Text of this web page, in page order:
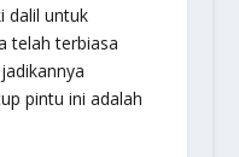
dalil untuk
telah terbiasa
pintu ini adalah